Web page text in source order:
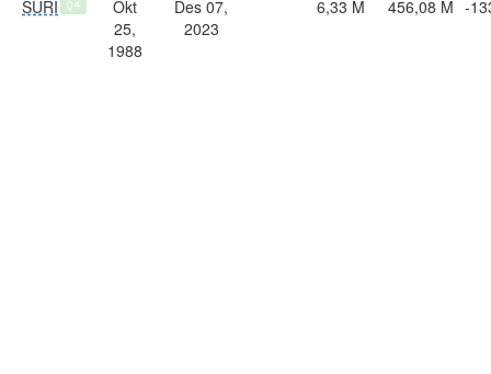
SURI Q4
Okt
25,
1988
Des 07,
2023
6,33 M 456,08 M -